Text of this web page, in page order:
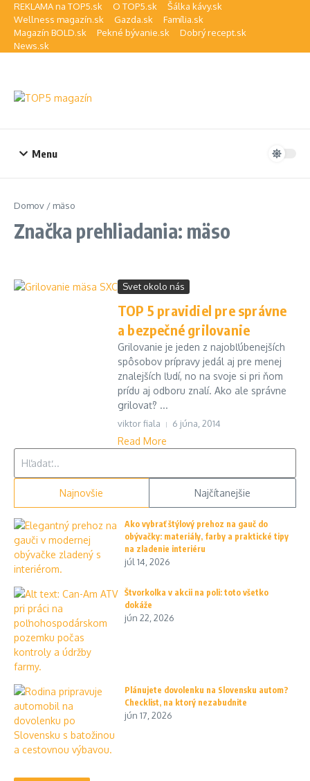
Preskočiť na obsah
REKLAMA na TOP5.sk O TOP5.sk
Šálka kávy.sk
Wellness magazín.sk
Gazda.sk
Família.sk
Magazín BOLD.sk
Pekné bývanie.sk
Dobrý recept.sk
News.sk
Menu
Domov / mäso
Značka prehliadania: mäso
Svet okolo nás
TOP 5 pravidiel pre správne
a bezpečné grilovanie
Grilovanie je jeden z najobľúbenejších
spôsobov prípravy jedál aj pre menej
znalejších ľudí, no na svoje si pri ňom
prídu aj odboru znalí. Ako ale správne
grilovať? ...
viktor fiala 6 júna, 2014
Read More
Najnovšie Najčítanejšie
Ako vybrať štýlový prehoz na gauč do
obývačky: materiály, farby a praktické tipy
na zladenie interiéru
júl 14, 2026
Štvorkolka v akcii na poli: toto všetko
dokáže
jún 22, 2026
Plánujete dovolenku na Slovensku autom?
Checklist, na ktorý nezabudnite
jún 17, 2026